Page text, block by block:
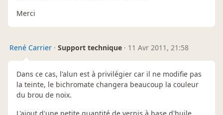
Merci
René Carrier · Support technique · 11 Avr 2011, 21:58
Dans ce cas, l'alun est à privilégier car il ne modifie pas
la teinte, le bichromate changera beaucoup la couleur
du brou de noix.
L'ajout d'une petite quantité de vernis à base d'huile